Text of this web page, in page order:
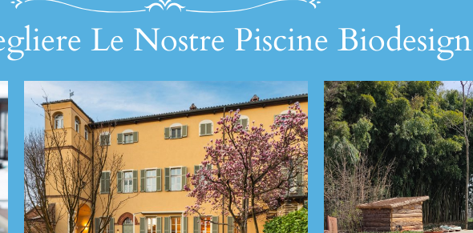
Le Nostre Piscine Biodesign